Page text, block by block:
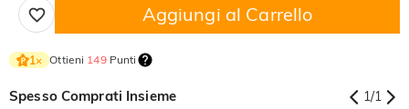
Aggiungi al Carrello
1× Ottieni 149Punti
Spesso Comprati Insieme 1/1